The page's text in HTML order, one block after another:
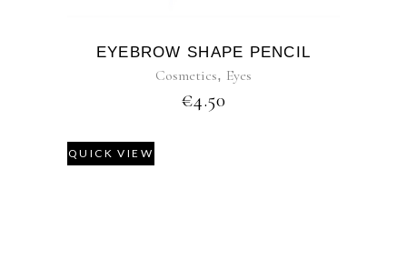
EYEBROW SHAPE PENCIL
Cosmetics, Eyes
€4.50
QUICK VIEW